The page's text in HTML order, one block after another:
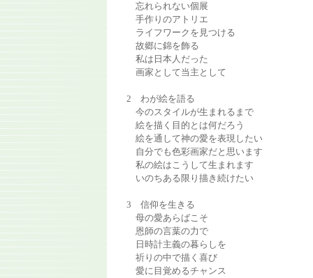
忘れられない個展
手作りのアトリエ
ライフワークを見つける
故郷に錦を飾る
私は日本人だった
画家として当主として
2 わが絵を語る
今のスタイルが生まれるまで
絵を描く目的とは何だろう
絵を通して神の愛を表現したい
自分でも色彩画家だと思います
私の絵はこうして生まれます
いのちある限り描き続けたい
3 信仰を生きる
母の愛あらばこそ
恩師の言葉の力で
日時計主義の暮らしを
祈りの中で描く喜び
愛に目覚めるチャンス